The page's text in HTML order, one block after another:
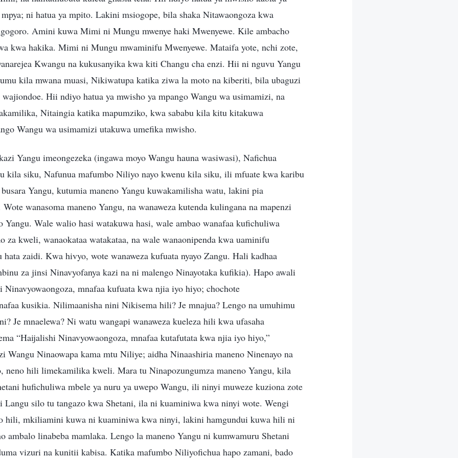
ni hatua ya mpito. Lakini msiogope, bila shaka Nitawaongoza kwa
Amini kuwa Mimi ni Mungu mwenye haki Mwenyewe. Kile ambacho
kwa hakika. Mimi ni Mungu mwaminifu Mwenyewe. Mataifa yote, nchi zote,
Kwangu na kukusanyika kwa kiti Changu cha enzi. Hii ni nguvu Yangu
kila mwana muasi, Nikiwatupa katika ziwa la moto na kiberiti, bila ubaguzi
Hii ndiyo hatua ya mwisho ya mpango Wangu wa usimamizi, na
Nitaingia katika mapumziko, kwa sababu kila kitu kitakuwa
Wangu wa usimamizi utakuwa umefika mwisho.
Yangu imeongezeka (ingawa moyo Wangu hauna wasiwasi), Nafichua
kila siku, Nafunua mafumbo Niliyo nayo kwenu kila siku, ili mfuate kwa karibu
Yangu, kutumia maneno Yangu kuwakamilisha watu, lakini pia
wanasoma maneno Yangu, na wanaweza kutenda kulingana na mapenzi
Yangu. Wale walio hasi watakuwa hasi, wale ambao wanafaa kufichuliwa
za kweli, wanaokataa watakataa, na wale wanaonipenda kwa uaminifu
zaidi. Kwa hivyo, wote wanaweza kufuata nyayo Zangu. Hali kadhaa
za jinsi Ninavyofanya kazi na ni malengo Ninayotaka kufikia). Hapo awali
Ninavyowaongoza, mnafaa kufuata kwa njia iyo hiyo; chochote
kusikia. Nilimaanisha nini Nikisema hili? Je mnajua? Lengo na umuhimu
Je mnaelewa? Ni watu wangapi wanaweza kueleza hili kwa ufasaha
“Haijalishi Ninavyowaongoza, mnafaa kutafutata kwa njia iyo hiyo,”
Wangu Ninaowapa kama mtu Niliye; aidha Ninaashiria maneno Ninenayo na
neno hili limekamilika kweli. Mara tu Ninapozungumza maneno Yangu, kila
hufichuliwa mbele ya nuru ya uwepo Wangu, ili ninyi muweze kuziona zote
silo tu tangazo kwa Shetani, ila ni kuaminiwa kwa ninyi wote. Wengi
hili, mkiliamini kuwa ni kuaminiwa kwa ninyi, lakini hamgundui kuwa hili ni
ambalo linabeba mamlaka. Lengo la maneno Yangu ni kumwamuru Shetani
vizuri na kunitii kabisa. Katika mafumbo Niliyofichua hapo zamani, bado